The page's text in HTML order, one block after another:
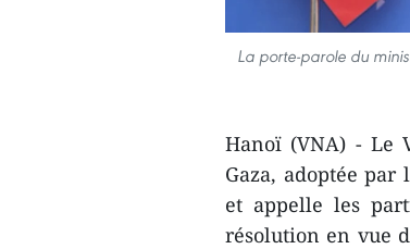
La porte-parole du
Hanoï (VNA) - Le
Gaza, adoptée par
et appelle les
résolution en vue